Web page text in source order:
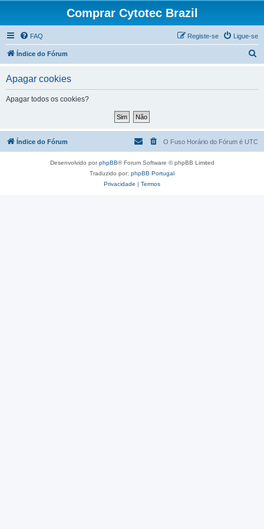
Comprar Cytotec Brazil
FAQ Ligue-se
Registe-se
Índice do Fórum
a
Apagar cookies
Apagar todos os cookies?
Índice do Fórum O Fuso Horário do Fórum é UTC
Desenvolvido porphpBB® Forum Software © phpBB Limited
Traduzido por: phpBB Portugal
Privacidade | Termos